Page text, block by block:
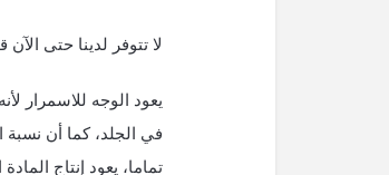
لا تتوفر لدينا حتى
يعود الوجه للاسمرار
في الجلد، كما أن نسبة
تماما، يعود إنتاج